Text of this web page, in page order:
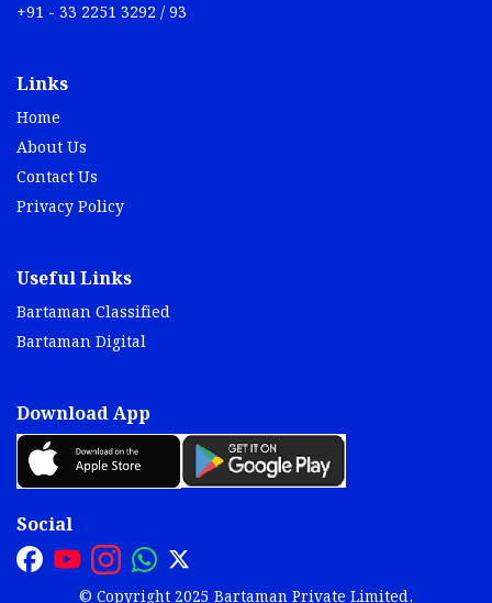
+91 - 33 2251 3292 / 93
Links
Home
About Us
Contact Us
Privacy Policy
Useful Links
Bartaman Classified
Bartaman Digital
Download App
Social
© Copyright 2025 Bartaman Private Limited.